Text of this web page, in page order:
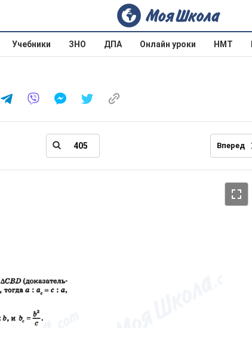
Учебники ЗНО ДПА Онлайн уроки НМТ
Вперед